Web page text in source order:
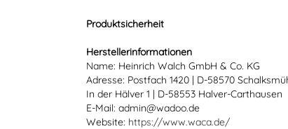
Produktsicherheit
Herstellerinformationen
Name: Heinrich Walch GmbH & Co. KG
Adresse: Postfach 1420 | D-58570
In der Hälver 1 | D-58553 Halver-Carthausen
E-Mail: admin@wadoo.de
Website: https://www.waca.de/